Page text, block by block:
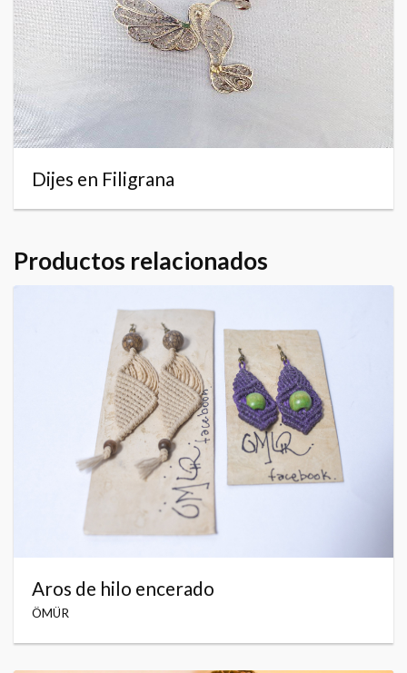
Dijes en Filigrana
Productos relacionados
Aros de hilo encerado
ÖMÜR